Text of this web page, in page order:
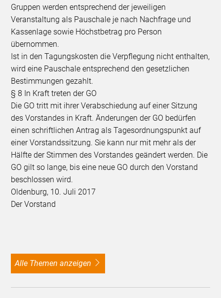
Gruppen werden entsprechend der jeweiligen
Veranstaltung als Pauschale je nach Nachfrage und
Kassenlage sowie Höchstbetrag pro Person
übernommen.
Ist in den Tagungskosten die Verpflegung nicht enthalten,
wird eine Pauschale entsprechend den gesetzlichen
Bestimmungen gezahlt.
§ 8 In Kraft treten der GO
Die GO tritt mit ihrer Verabschiedung auf einer Sitzung
des Vorstandes in Kraft. Änderungen der GO bedürfen
einen schriftlichen Antrag als Tagesordnungspunkt auf
einer Vorstandssitzung. Sie kann nur mit mehr als der
Hälfte der Stimmen des Vorstandes geändert werden. Die
GO gilt so lange, bis eine neue GO durch den Vorstand
beschlossen wird.
Oldenburg, 10. Juli 2017
Der Vorstand
alle Themen anzeigen